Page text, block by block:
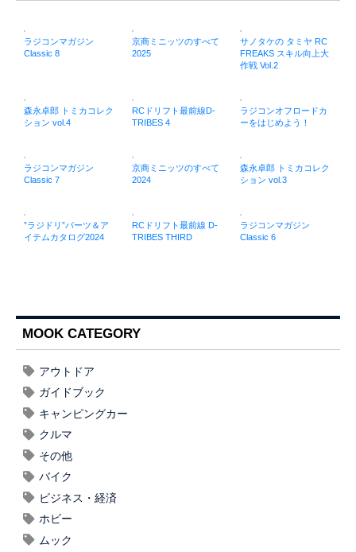
ラジコンマガジン
Classic 8
京商ミニッツのすべて
2025
サノタケの タミヤ RC
FREAKS スキル向上大
作戦 Vol.2
森永卓郎 トミカコレク
ション vol.4
RCドリフト最前線D-
TRIBES 4
ラジコンオフロードカ
ーをはじめよう！
ラジコンマガジン
Classic 7
京商ミニッツのすべて
2024
森永卓郎 トミカコレク
ション vol.3
”ラジドリ”パーツ＆ア
イテムカタログ2024
RCドリフト最前線 D-
TRIBES THIRD
ラジコンマガジン
Classic 6
MOOK CATEGORY
アウトドア
ガイドブック
キャンピングカー
クルマ
その他
バイク
ビジネス・経済
ホビー
ムック